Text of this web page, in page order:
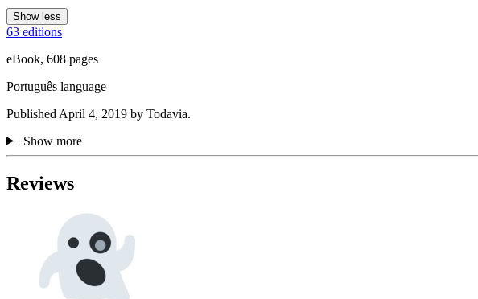
Show less
63 editions
eBook, 608 pages
Português language
Published April 4, 2019 by Todavia.
Show more
Reviews